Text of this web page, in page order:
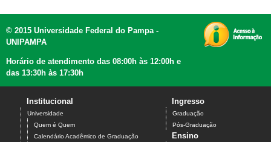
© 2015 Universidade Federal do Pampa -
UNIPAMPA
Horário de atendimento das 08:00h às 12:00h e
das 13:30h às 17:30h
Institucional
Universidade
Quem é Quem
Calendário Acadêmico de Graduação
Ingresso
Graduação
Pós-Graduação
Ensino